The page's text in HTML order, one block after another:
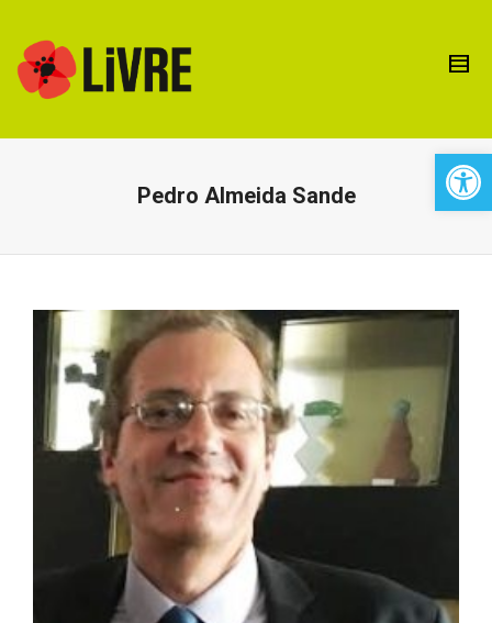
Pedro Almeida Sande